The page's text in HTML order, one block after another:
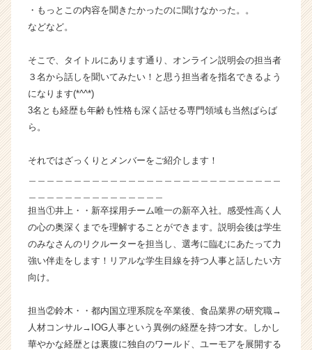
プ
ム
ラ
ン】
ャ
ー・
成
長
企
業
カ
ウ
ト
・もっとこの内容を聞きたかったのに聞けなかった。。
などなど。
そこで、タイトルにあります通り、オンライン説明会の担当者
３名から話しを聞いてみたい！と思う担当者を指名できるよう
になります(*^^*)
3名とも経歴も年齢も性格も深く話せる専門領域も当然ばらば
ら。
それではざっくりとメンバーをご紹介します！
担当①井上・・新卒採用チーム唯一の新卒入社。感受性高く人
の心の奥深くまでを理解することができます。説明会後は学生
のみなさんのリクルーターを担当し、選考に臨むにあたって力
強い伴走をします！リアルな学生目線を持つ人事と話したい方
向け。
担当②鈴木・・都内国立理系院を卒業後、食品業界の研究職→
人材コンサル→IOG人事という異例の経歴を持つ才女。しかし
華やかな経歴とは裏腹に独自のワールド、ユーモアを展開する